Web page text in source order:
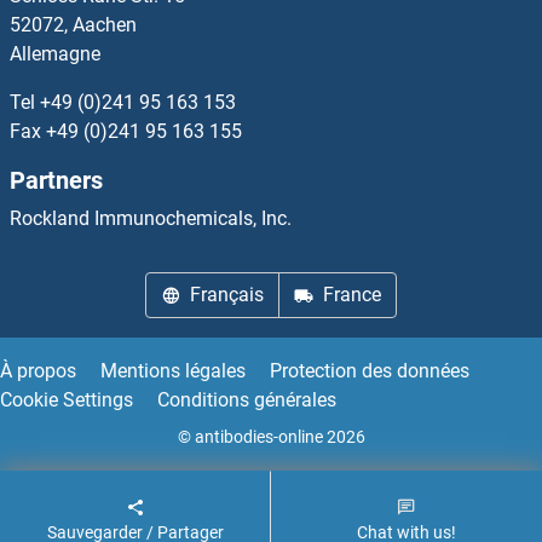
IL-2 Kits ELISA
IL-20 Kits ELISA
IL-21 Kits ELISA
IL-25 Kits ELISA
52072, Aachen
Allemagne
Tel +49 (0)241 95 163 153
Fax +49 (0)241 95 163 155
Partners
Rockland Immunochemicals, Inc.
Français France
À propos Mentions légales
Protection des données
Cookie Settings
Conditions générales
© antibodies-online 2026
Sauvegarder / Partager Chat with us!